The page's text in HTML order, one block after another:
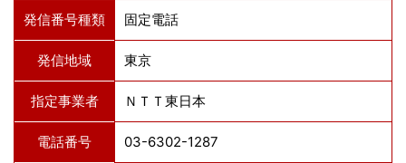
発信番号種類 固定電話
発信地域 東京
指定事業者 ＮＴＴ東日本
電話番号 03-6302-1287